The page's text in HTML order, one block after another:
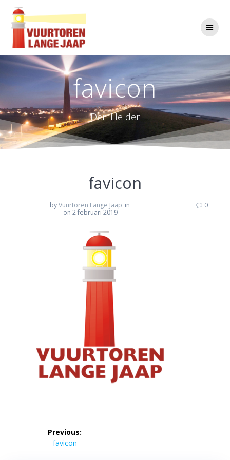
favicon
Den Helder
favicon
byVuurtoren Lange Jaap in
on 2 februari 2019
0
Bericht
navigatie
Previous:
Previous
favicon